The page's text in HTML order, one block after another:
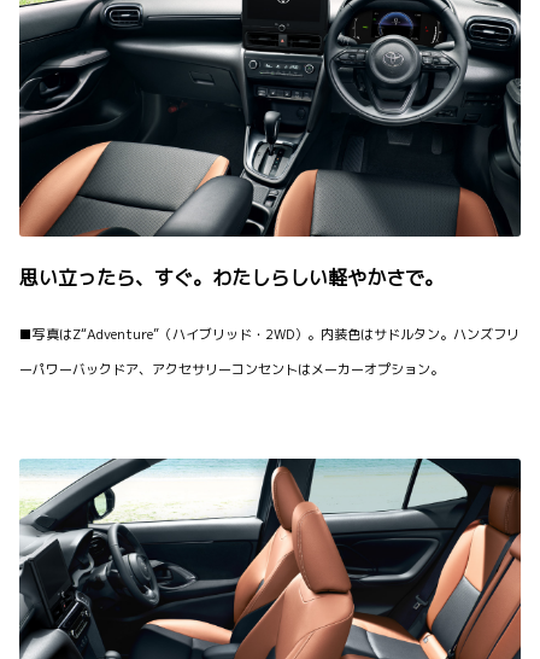
思い立ったら、すぐ。わたしらしい軽やかさで。
■写真はZ“Adventure”（ハイブリッド・2WD）。内装色はサドルタン。ハンズフリ
ーパワーバックドア、アクセサリーコンセントはメーカーオプション。